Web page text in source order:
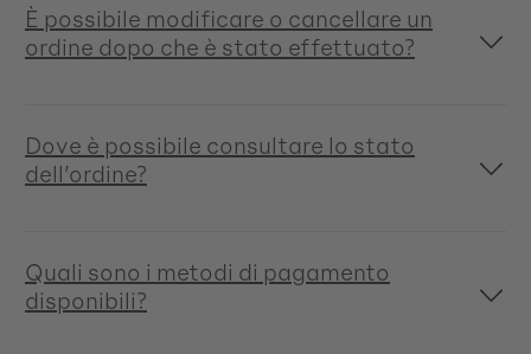
È possibile modificare o cancellare un
ordine dopo che è stato effettuato?
Dove è possibile consultare lo stato
dell’ordine?
Quali sono i metodi di pagamento
disponibili?